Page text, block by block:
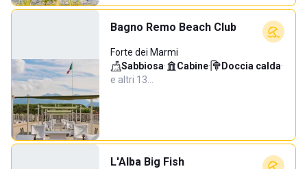
Bagno Remo Beach Club
Forte dei Marmi
Sabbiosa· Cabine· Doccia calda·
e altri 13…
L'Alba Big Fish